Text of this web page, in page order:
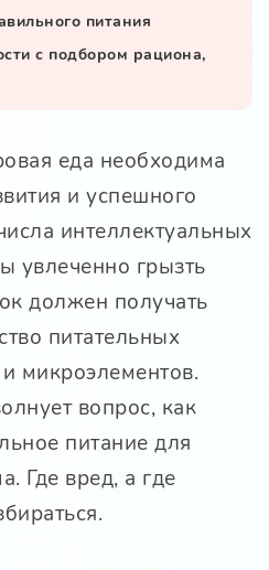
питания
с подбором рациона,
еда необходима
и успешного
интеллектуальных
увлеченно грызть
должен получать
питательных
микроэлементов.
вопрос, как
питание для
Где вред, а где